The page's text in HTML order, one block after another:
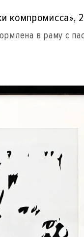
компромисса»,
в раму с